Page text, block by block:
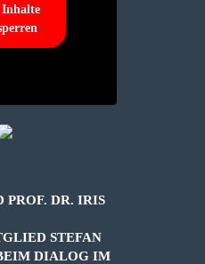
PROF. DR. IRIS
STEFAN
DIALOG IM